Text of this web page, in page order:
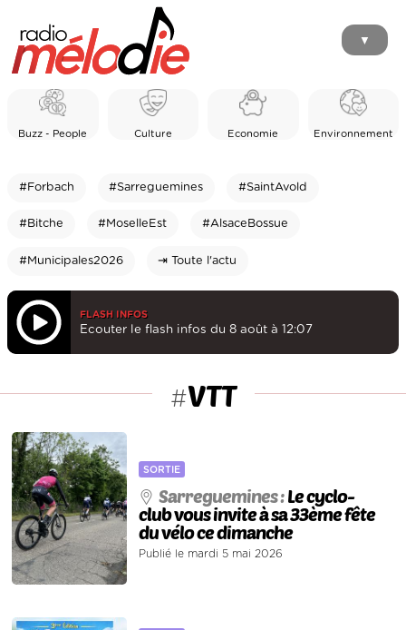
▼
Buzz - People Culture Economie Environnement
#Forbach #Sarreguemines #SaintAvold
#Bitche #MoselleEst #AlsaceBossue
#Municipales2026 ⇥ Toute l'actu
FLASH INFOS
Ecouter le flash infos du 8 août à 12:07
#VTT
SORTIE
Sarreguemines :Le cyclo-
club vous invite à sa 33ème fête
du vélo ce dimanche
Publié le mardi 5 mai 2026